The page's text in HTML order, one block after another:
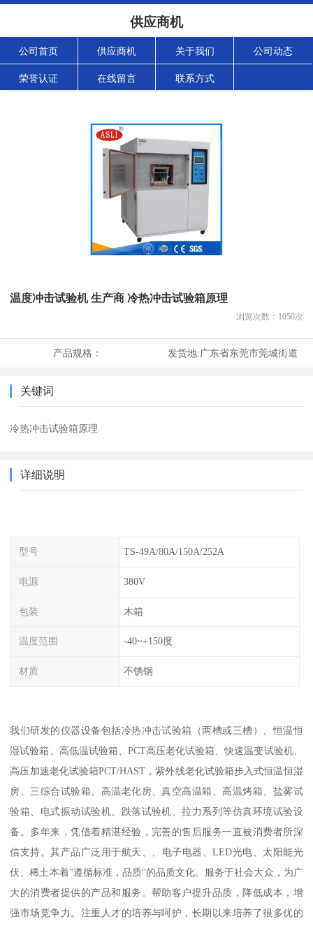
供应商机
公司首页 供应商机 关于我们 公司动态
荣誉认证 在线留言 联系方式
温度冲击试验机 生产商 冷热冲击试验箱原理
浏览次数： 1050次
产品规格： 发货地:广东省东莞市莞城街道
关键词
冷热冲击试验箱原理
详细说明
型号 TS-49A/80A/150A/252A
电源 380V
包装 木箱
温度范围 -40~+150度
材质 不锈钢
我们研发的仪器设备包括冷热冲击试验箱（两槽或三槽）、恒温恒
湿试验箱、高低温试验箱、PCT高压老化试验箱、快速温变试验机、
高压加速老化试验箱PCT/HAST，紫外线老化试验箱步入式恒温恒湿
房、三综合试验箱、高温老化房、真空高温箱、高温烤箱、盐雾试
验箱、电式振动试验机、跌落试验机、拉力系列等仿真环境试验设
备。多年来，凭借着精湛经验，完善的售后服务一直被消费者所深
信支持。其产品广泛用于航天、、电子电器、LED光电、太阳能光
伏、稀土本着"遵循标准，品质"的品质文化。服务于社会大众，为广
大的消费者提供的产品和服务。帮助客户提升品质，降低成本，增
强市场竞争力。注重人才的培养与呵护，长期以来培养了很多优的